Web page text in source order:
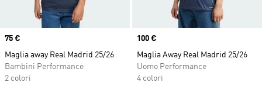
Price
75 €
Maglia away Real Madrid 25/26
Bambini Performance
2 colori
Price
100 €
Maglia Away Real Madrid 25/26
Uomo Performance
4 colori